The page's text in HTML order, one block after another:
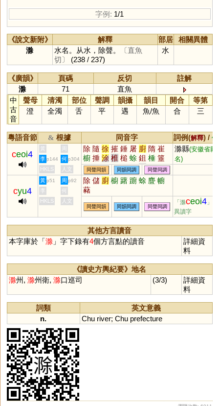
字例: 1/1
《說文新附》 解釋 部居
相關異體
滁
水名。从水，除聲。
〔直魚
切〕
(238 / 237)
水
《廣韻》 頁碼 反切
註解
滁
71
直魚
中
古
音
聲母 清濁 部位 聲調 韻攝 韻目 開合
等第
澄
全濁 舌 平 遇 魚/魚 合 三
粵語音節 & 根據 同音字 詞例(解釋) /
ceoi4
黃 周 除 隨 徐 摧 錘 屠 廚 隋 崔
櫥 捶 涂 椎 槌 蜍 鉏 棰 箠
篨 膗 蒢 慛 凗 湷 沝 魋 磪
菙 腄 鎚 搥
滁縣(安徽省縣
名)
李 p144 何 p304
HKLS 人文 同聲同韻 同韻同調 同聲同調
cyu4
黃 p51 周 p92 除 儲 廚 櫥 躇 躕 蜍 麆 幮
藸
李
何
HKLS
人文
同聲同韻 同韻同調 同聲同調
「滁ceoi4 」的
異讀字
其他方言讀音
本字庫於「滁」字下錄有4個方言點的讀音
詳細資
料
《讀史方輿紀要》地名
滁州, 滁州衛, 滁口巡司 (3/3)
詳細資
料
詞類
英文意義
n.
Chu river; Chu prefecture